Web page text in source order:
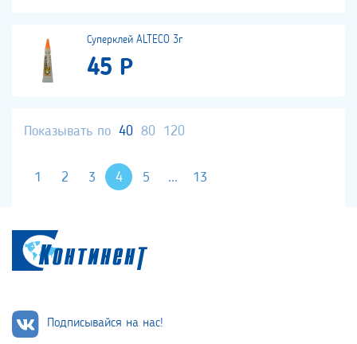
Суперклей ALTECO 3г
45 Р
Показывать по 40 80 120
1 2 3 4 5 ... 13
Подписывайся на нас!